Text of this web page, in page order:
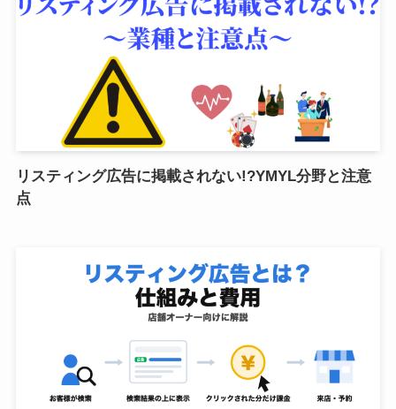
リスティング広告に掲載されない!?YMYL分野と注意
点